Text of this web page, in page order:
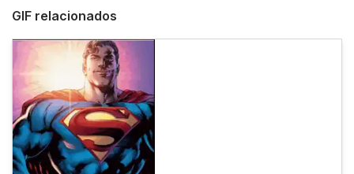
GIF relacionados